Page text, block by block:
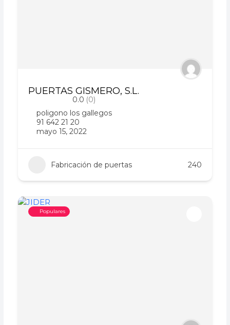
PUERTAS GISMERO, S.L.
0.0 (0)
poligono los gallegos
91 642 21 20
mayo 15, 2022
Fabricación de puertas 240
Populares